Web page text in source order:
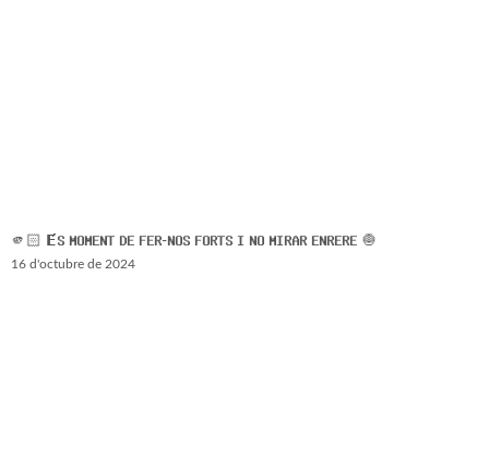
🫵🏻 𝗘́𝗦 𝗠𝗢𝗠𝗘𝗡𝗧 𝗗𝗘 𝗙𝗘𝗥-𝗡𝗢𝗦 𝗙𝗢𝗥𝗧𝗦 𝗜 𝗡𝗢 𝗠𝗜𝗥𝗔𝗥 𝗘𝗡𝗥𝗘𝗥𝗘 🧅
16 d'octubre de 2024